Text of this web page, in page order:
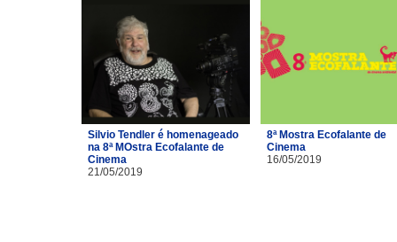
Silvio Tendler é homenageado
na 8ª MOstra Ecofalante de
Cinema
21/05/2019
8ª Mostra Ecofalante de
Cinema
16/05/2019